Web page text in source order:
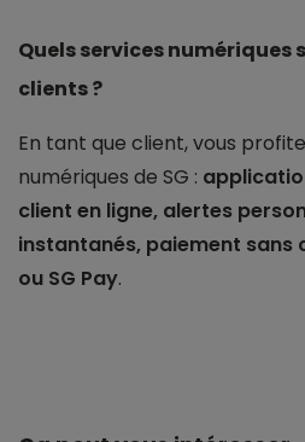
Quels services numériques
clients ?
En tant que client, vous
numériques de SG :
client en ligne, alertes
instantanés, paiement sans
ou SG Pay.